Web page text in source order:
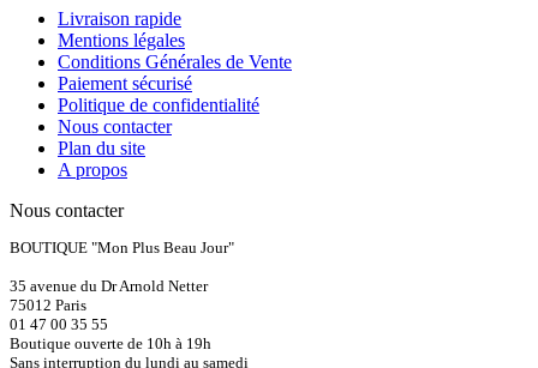
Livraison rapide
Mentions légales
Conditions Générales de Vente
Paiement sécurisé
Politique de confidentialité
Nous contacter
Plan du site
A propos
Nous contacter
BOUTIQUE "Mon Plus Beau Jour"
35 avenue du Dr Arnold Netter
75012 Paris
01 47 00 35 55
Boutique ouverte de 10h à 19h
Sans interruption du lundi au samedi